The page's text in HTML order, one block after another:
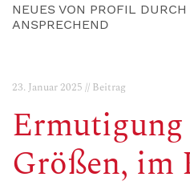
NEUES VON PROFIL
ANSPRECHEND
23. Januar 2025 // Beitrag
Größen, im